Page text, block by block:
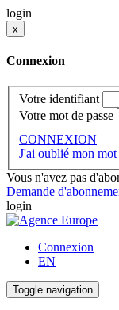
login
x
Connexion
Votre identifiant
Votre mot de passe
CONNEXION
J'ai oublié mon mot
Vous n'avez pas
Demande
login
Connexion
EN
Toggle navigation